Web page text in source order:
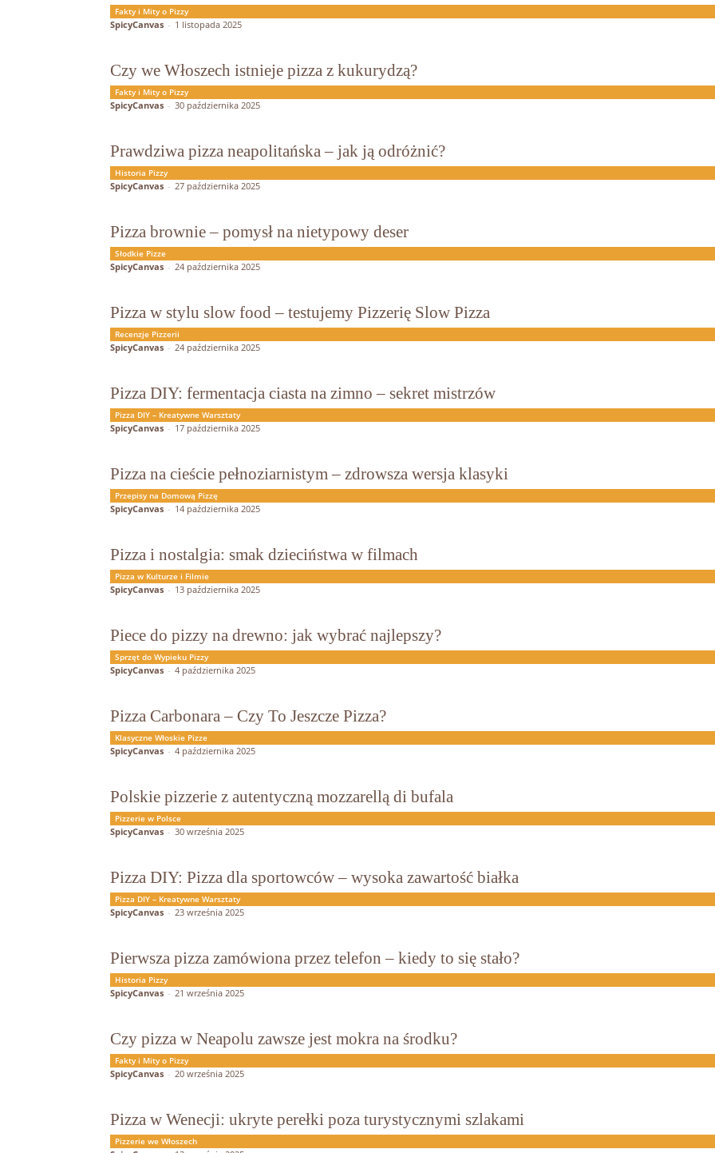
Fakty i Mity o Pizzy
SpicyCanvas - 1 listopada 2025
Czy we Włoszech istnieje pizza z kukurydzą?
Fakty i Mity o Pizzy
SpicyCanvas - 30 października 2025
Prawdziwa pizza neapolitańska – jak ją odróżnić?
Historia Pizzy
SpicyCanvas - 27 października 2025
Pizza brownie – pomysł na nietypowy deser
Słodkie Pizze
SpicyCanvas - 24 października 2025
Pizza w stylu slow food – testujemy Pizzerię Slow Pizza
Recenzje Pizzerii
SpicyCanvas - 24 października 2025
Pizza DIY: fermentacja ciasta na zimno – sekret mistrzów
Pizza DIY – Kreatywne Warsztaty
SpicyCanvas - 17 października 2025
Pizza na cieście pełnoziarnistym – zdrowsza wersja klasyki
Przepisy na Domową Pizzę
SpicyCanvas - 14 października 2025
Pizza i nostalgia: smak dzieciństwa w filmach
Pizza w Kulturze i Filmie
SpicyCanvas - 13 października 2025
Piece do pizzy na drewno: jak wybrać najlepszy?
Sprzęt do Wypieku Pizzy
SpicyCanvas - 4 października 2025
Pizza Carbonara – Czy To Jeszcze Pizza?
Klasyczne Włoskie Pizze
SpicyCanvas - 4 października 2025
Polskie pizzerie z autentyczną mozzarellą di bufala
Pizzerie w Polsce
SpicyCanvas - 30 września 2025
Pizza DIY: Pizza dla sportowców – wysoka zawartość białka
Pizza DIY – Kreatywne Warsztaty
SpicyCanvas - 23 września 2025
Pierwsza pizza zamówiona przez telefon – kiedy to się stało?
Historia Pizzy
SpicyCanvas - 21 września 2025
Czy pizza w Neapolu zawsze jest mokra na środku?
Fakty i Mity o Pizzy
SpicyCanvas - 20 września 2025
Pizza w Wenecji: ukryte perełki poza turystycznymi szlakami
Pizzerie we Włoszech